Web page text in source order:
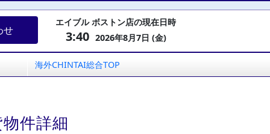
せ
エイブル ボストン店の現在日時
3:40 2026年8月7日 (金)
海外CHINTAI総合TOP
件詳細